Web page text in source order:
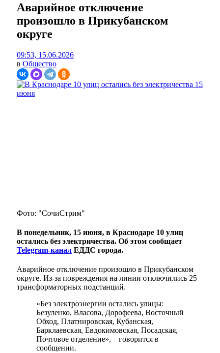
Аварийное отключение
произошло в Прикубанском
округе
09:53, 15.06.2026
в Общество
Фото: "СочиСтрим"
В понедельник, 15 июня, в Краснодаре 10 улиц
остались без электричества. Об этом сообщает
Telegram-канал ЕДДС города.
Аварийное отключение произошло в Прикубанском
округе. Из-за повреждения на линии отключились 25
трансформаторных подстанций.
«Без электроэнергии остались улицы:
Безуленко, Власова, Дорофеева, Восточный
Обход, Платнировская, Кубанская,
Барклаевская, Евдокимовская, Посадская,
Почтовое отделение», – говорится в
сообщении.